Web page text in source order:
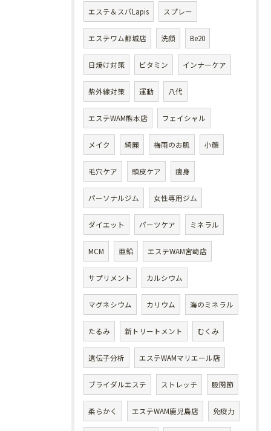
エステ＆スパLapis スプレー
エステワム都城店 洗顔 Be20
日焼け対策 ビタミン インナーケア
紫外線対策 運動 八代
エステWAM熊本店 フェイシャル
メイク 綺麗 梅雨のお肌 小顔
毛穴ケア 頭皮ケア 痩身
パーソナルジム 女性専用ジム
ダイエット パーツケア ミネラル
MCM 亜鉛 エステWAM宮崎店
サプリメント カルシウム
マグネシウム カリウム 海のミネラル
たるみ 新トリートメント むくみ
遺伝子分析 エステWAMマリエール店
ブライダルエステ ストレッチ 股関節
柔らかく エステWAM鹿児島店 免疫力